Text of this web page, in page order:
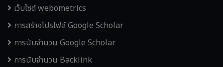
เว็บไซต์ webometrics
การสร้างโปรไฟล์ Google Scholar
การนับจำนวน Google Scholar
การนับจำนวน Backlink